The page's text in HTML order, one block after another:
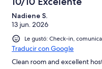
Nadiene S.
13 jun. 2026
Le gustó: Check-in,
Traducir con Google
Clean room and excellent